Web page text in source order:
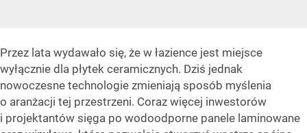
Przez lata wydawało się, że w łazience jest miejsce
wyłącznie dla płytek ceramicznych. Dziś jednak
nowoczesne technologie zmieniają sposób myślenia
o aranżacji tej przestrzeni. Coraz więcej inwestorów
i projektantów sięga po wodoodporne panele laminowane